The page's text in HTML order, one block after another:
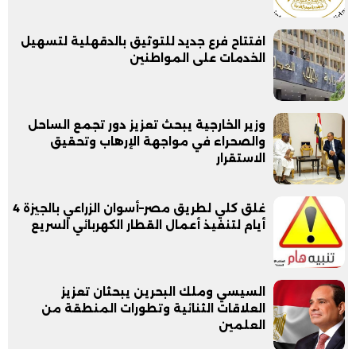
افتتاح فرع جديد للتوثيق بالدقهلية لتسهيل
الخدمات على المواطنين
وزير الخارجية يبحث تعزيز دور تجمع الساحل
والصحراء في مواجهة الإرهاب وتحقيق
الاستقرار
غلق كلي لطريق مصر–أسوان الزراعي بالجيزة 4
أيام لتنفيذ أعمال القطار الكهربائي السريع
السيسي وملك البحرين يبحثان تعزيز
العلاقات الثنائية وتطورات المنطقة من
العلمين